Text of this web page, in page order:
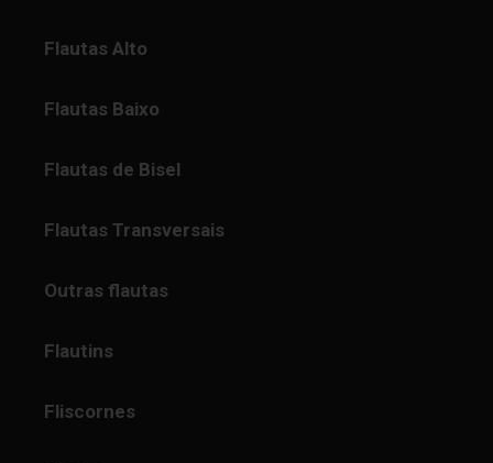
Flautas Alto
Flautas Baixo
Flautas de Bisel
Flautas Transversais
Outras flautas
Flautins
Fliscornes